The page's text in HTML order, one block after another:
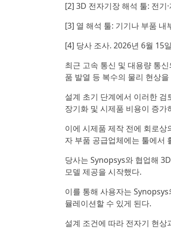
[2] 3D 전자기장 해석 툴: 전기
[3] 열 해석 툴: 기기나 부품 내
[4] 당사 조사. 2026년 6월 15
최근 고속 통신 및 대용량 통
품 발열 등 복수의 물리 현상
설계 초기 단계에서 이러한
장기화 및 시제품 비용이 증가
이에 시제품 제작 전에 회로상
자 부품 공급업체에는 툴에서
당사는 Synopsys와 협업해
모델 제공을 시작했다.
이를 통해 사용자는
뮬레이션할 수 있게 된다.
설계 조건에 따라 전자기 현상